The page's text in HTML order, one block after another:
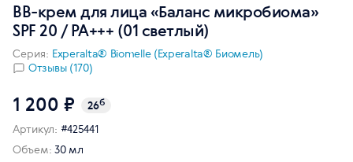
BB-крем для лица «Баланс микробиома»
SPF 20 / PA+++ (01 светлый)
Серия: Experalta® Biomelle (Experalta® Биомель)
Отзывы (170)
1 200 ₽ 26б
Артикул: #425441
Объем: 30 мл